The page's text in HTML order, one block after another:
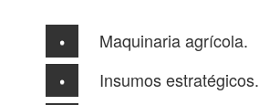
Maquinaria agrícola.
Insumos estratégicos.